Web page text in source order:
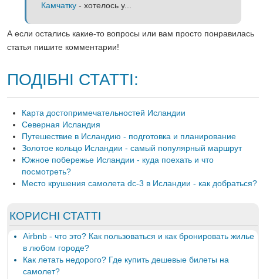
Камчатку - хотелось у...
А если остались какие-то вопросы или вам просто понравилась
статья пишите комментарии!
ПОДІБНІ СТАТТІ:
Карта достопримечательностей Исландии
Северная Исландия
Путешествие в Исландию - подготовка и планирование
Золотое кольцо Исландии - самый популярный маршрут
Южное побережье Исландии - куда поехать и что
посмотреть?
Место крушения самолета dc-3 в Исландии - как добраться?
КОРИСНІ СТАТТІ
Airbnb - что это? Как пользоваться и как бронировать жилье
в любом городе?
Как летать недорого? Где купить дешевые билеты на
самолет?